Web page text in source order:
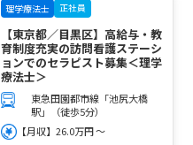
理学療法士 正社員
【東京都／目黒区】高給与・教
育制度充実の訪問看護ステーシ
ョンでのセラピスト募集＜理学
療法士＞
東急田園都市線「池尻大橋
駅」（徒歩5分）
【月収】26.0万円 ～